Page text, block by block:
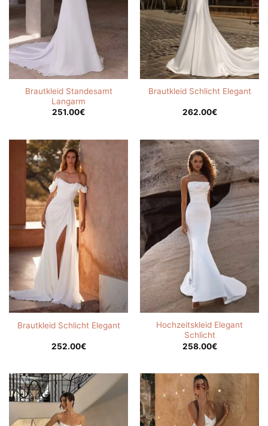
Brautkleid Standesamt
Langarm
251.00€
Brautkleid Schlicht Elegant
262.00€
Brautkleid Schlicht Elegant
252.00€
Hochzeitskleid Elegant
Schlicht
258.00€